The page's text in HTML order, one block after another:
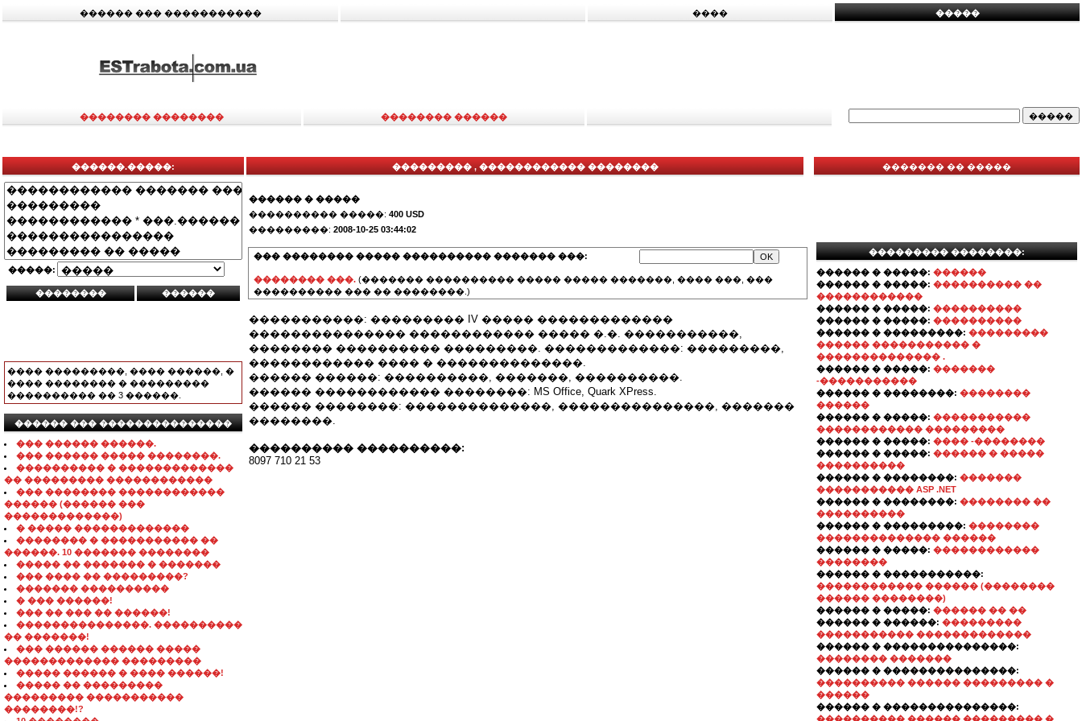
������ ��� ����������� ���� �����
�������� �������� �������� ������
������.�����:
�����:
���� ���������, ���� ������, �
���� �������� � ���������
���������� �� 3 ������.
������ ��� ���������������
��� ������ ������.
��� ������ ����� ��������.
���������� � �������������
�� ��������� ������������
��� �������� ������������
������ (������ ���
�������������)
� ����� �������������
�������� � ����������� ��
������. 10 ������� ��������
����� �� ������� � �������
��� ���� �� ���������?
������� ����������
� ��� ������!
��� �� ��� �� ������!
���������������. ����������
�� �������!
��� ������ ������ �����
������������� ���������
����� ������ � ���� ������!
����� �� ���������
��������� �����������
��������!?
��������� , ������������ ��������
������ � �����
���������� �����: 400 USD
���������: 2008-10-25 03:44:02
��� �������� ����� ���������� ������� ���:
�������� ���. (������� ���������� ����� ����� �������, ���� ���, ���
���������� ��� �� ��������.)
�����������: ��������� IV ����� �������������
��������������� ������������ ����� �.�. �����������,
�������� ���������� ���������. �������������: ���������,
������������ ���� � ��������������.
������ ������: ����������, �������, ����������.
������ ������������ ��������: MS Office, Quark XPress.
������ ��������: ��������������, ���������������, �������
��������.
���������� ����������:
8097 710 21 53
������� �� �����
��������� ��������:
������ � �����: ������
������ � �����: ���������� ��
������������
������ � �����: ����������
������ � �����: ����������
������ � ���������: ���������
������ ����������� �
�������������� .
������ � �����: �������
-�����������
������ � ��������: ��������
������
������ � �����: �����������
������������ ���������
������ � �����: ���� -��������
������ � �����: ������ � �����
����������
������ � ��������: �������
����������� ASP .NET
������ � ��������: �������� ��
����������
������ � ���������: ��������
�������������� ������
������ � �����: ������������
��������
������ � �����������:
������������ ������ (��������
������ ��������)
������ � �����: ������ �� ��
������ � ������: ���������
����������� �������������
������ � ���������������:
�������� �������
������ � ���������������:
���������� ������ ��������� �
������
������ � ���������������:
���������� ������ ��������� �